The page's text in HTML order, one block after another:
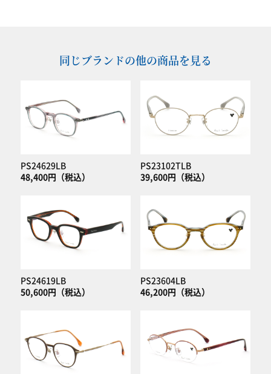
同じブランドの他の商品を見る
PS24629LB
48,400円（税込）
PS23102TLB
39,600円（税込）
PS24619LB
50,600円（税込）
PS23604LB
46,200円（税込）